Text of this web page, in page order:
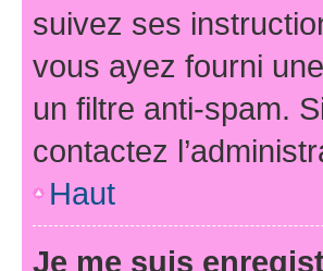
suivez ses
vous ayez fourni
un filtre anti-spam.
contactez
Haut
Je me suis